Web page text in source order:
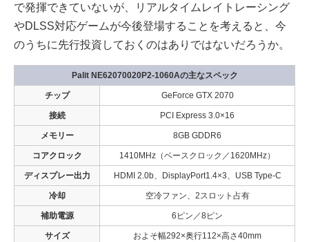
で発揮できていないが、リアルタイムレイトレーシング
やDLSS対応ゲームが今後登場することを考えると、今
のうちに先行投資しておくのはありではないだろうか。
Palit NE62070020P2-1060Aの主なスペック
チップ GeForce GTX 2070
接続 PCI Express 3.0×16
メモリー 8GB GDDR6
コアクロック 1410MHz（ベースクロック／1620MHz）
ディスプレー出力 HDMI 2.0b、DisplayPort1.4×3、USB Type-C
冷却 空冷ファン、2スロット占有
補助電源 6ピン／8ピン
サイズ およそ幅292×奥行112×高さ40mm